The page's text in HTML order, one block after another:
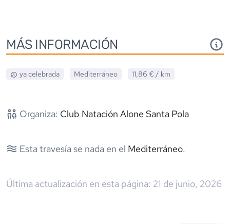
MÁS INFORMACIÓN
ya celebrada Mediterráneo 11,86 € / km
Organiza: Club Natación Alone Santa Pola
Esta travesía se nada en el Mediterráneo.
Última actualización en esta página: 21 de junio, 2026